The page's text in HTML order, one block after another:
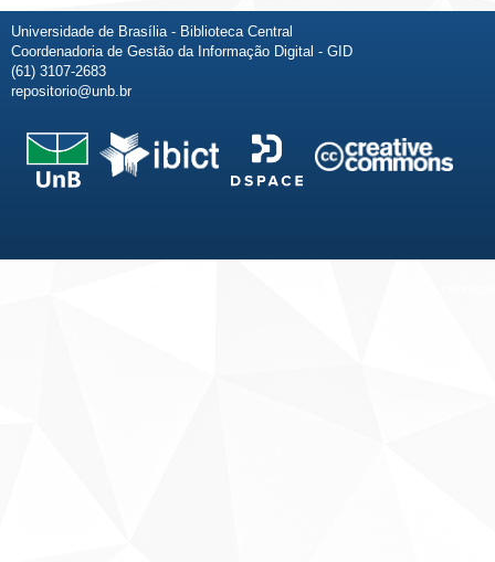
Universidade de Brasília - Biblioteca Central
Coordenadoria de Gestão da Informação Digital - GID
(61) 3107-2683
repositorio@unb.br